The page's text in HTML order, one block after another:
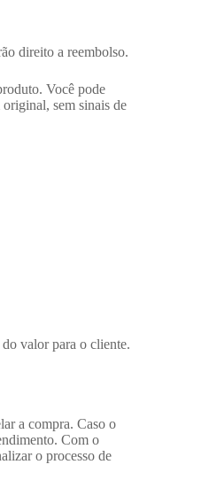
direito a reembolso.
Você pode
sem sinais de
valor para o cliente.
a compra. Caso o
Com o
o processo de